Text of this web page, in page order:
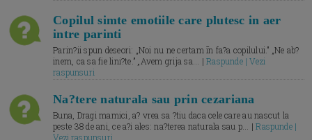
Copilul simte emotiile care plutesc in aer
intre parinti
Parin?ii spun deseori: „Noi nu ne certam īn fa?a copilului.” „Ne ab?
inem, ca sa fie lini?te.” „Avem grija sa... |Raspunde | Vezi
raspunsuri
Na?tere naturala sau prin cezariana
Buna, Dragi mamici, a? vrea sa ?tiu daca cele care au nascut la
peste 38 de ani, ce a?i ales: na?terea naturala sau p... |Raspunde |
Vezi raspunsuri